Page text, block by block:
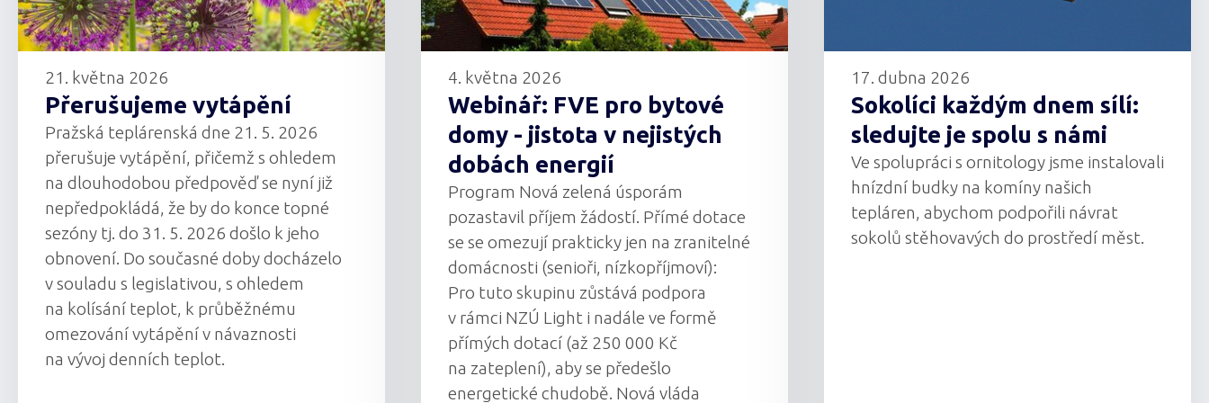
21. května 2026
Přerušujeme vytápění
Pražská teplárenská dne 21. 5. 2026
přerušuje vytápění, přičemž s ohledem
na dlouhodobou předpověď se nyní již
nepředpokládá, že by do konce topné
sezóny tj. do 31. 5. 2026 došlo k jeho
obnovení. Do současné doby docházelo
v souladu s legislativou, s ohledem
na kolísání teplot, k průběžnému
omezování vytápění v návaznosti
na vývoj denních teplot.
4. května 2026
Webinář: FVE pro bytové
domy - jistota v nejistých
dobách energií
Program Nová zelená úsporám
pozastavil příjem žádostí. Přímé dotace
se se omezují prakticky jen na zranitelné
domácnosti (senioři, nízkopříjmoví):
Pro tuto skupinu zůstává podpora
v rámci NZÚ Light i nadále ve formě
přímých dotací (až 250 000 Kč
na zateplení), aby se předešlo
energetické chudobě. Nová vláda
17. dubna 2026
Sokolíci každým dnem sílí:
sledujte je spolu s námi
Ve spolupráci s ornitology jsme instalovali
hnízdní budky na komíny našich
tepláren, abychom podpořili návrat
sokolů stěhovavých do prostředí měst.